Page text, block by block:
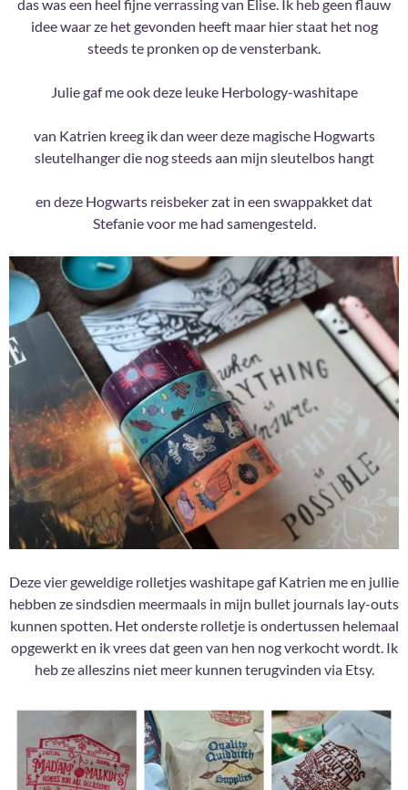
das was een heel fijne verrassing van Elise. Ik heb geen flauw
idee waar ze het gevonden heeft maar hier staat het nog
steeds te pronken op de vensterbank.
Julie gaf me ook deze leuke Herbology-washitape
van Katrien kreeg ik dan weer deze magische Hogwarts
sleutelhanger die nog steeds aan mijn sleutelbos hangt
en deze Hogwarts reisbeker zat in een swappakket dat
Stefanie voor me had samengesteld.
Deze vier geweldige rolletjes washitape gaf Katrien me en jullie
hebben ze sindsdien meermaals in mijn bullet journals lay-outs
kunnen spotten. Het onderste rolletje is ondertussen helemaal
opgewerkt en ik vrees dat geen van hen nog verkocht wordt. Ik
heb ze alleszins niet meer kunnen terugvinden via Etsy.